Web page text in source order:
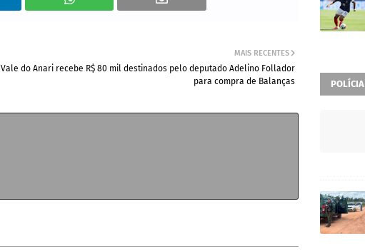
MAIS RECENTES
Vale do Anari recebe R$ 80 mil destinados pelo deputado Adelino Follador
para compra de Balanças
POLÍCIA